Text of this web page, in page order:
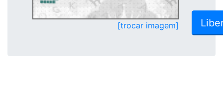
[trocar imagem]